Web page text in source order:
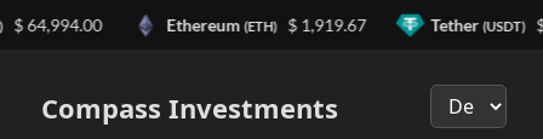
Compass Investments
Ethereum(ETH) $ 1,919.67 Tether(USDT) $